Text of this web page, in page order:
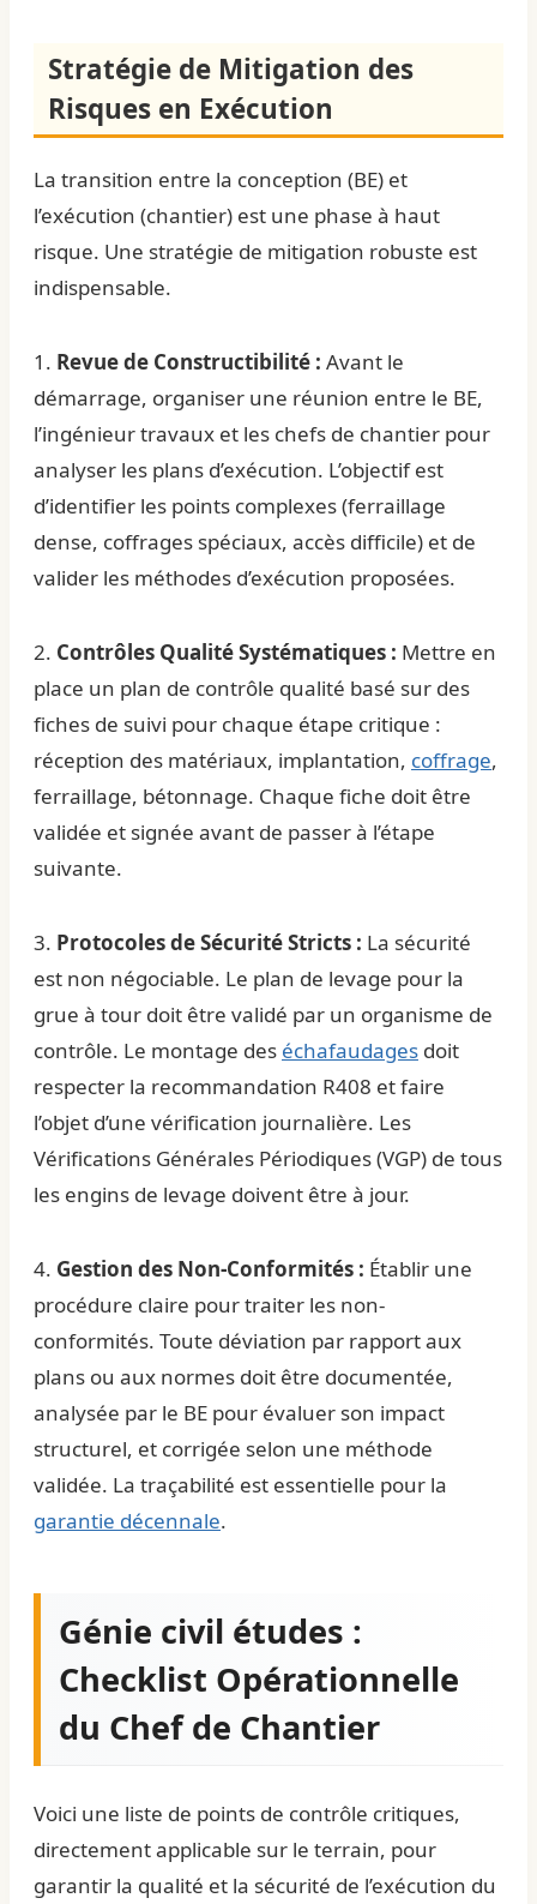
Stratégie de Mitigation des
Risques en Exécution
La transition entre la conception (BE) et
l’exécution (chantier) est une phase à haut
risque. Une stratégie de mitigation robuste est
indispensable.
1. Revue de Constructibilité : Avant le
démarrage, organiser une réunion entre le BE,
l’ingénieur travaux et les chefs de chantier pour
analyser les plans d’exécution. L’objectif est
d’identifier les points complexes (ferraillage
dense, coffrages spéciaux, accès difficile) et de
valider les méthodes d’exécution proposées.
2. Contrôles Qualité Systématiques : Mettre en
place un plan de contrôle qualité basé sur des
fiches de suivi pour chaque étape critique :
réception des matériaux, implantation, coffrage,
ferraillage, bétonnage. Chaque fiche doit être
validée et signée avant de passer à l’étape
suivante.
3. Protocoles de Sécurité Stricts : La sécurité
est non négociable. Le plan de levage pour la
grue à tour doit être validé par un organisme de
contrôle. Le montage des échafaudages doit
respecter la recommandation R408 et faire
l’objet d’une vérification journalière. Les
Vérifications Générales Périodiques (VGP) de tous
les engins de levage doivent être à jour.
4. Gestion des Non-Conformités : Établir une
procédure claire pour traiter les non-
conformités. Toute déviation par rapport aux
plans ou aux normes doit être documentée,
analysée par le BE pour évaluer son impact
structurel, et corrigée selon une méthode
validée. La traçabilité est essentielle pour la
garantie décennale.
Génie civil études :
Checklist Opérationnelle
du Chef de Chantier
Voici une liste de points de contrôle critiques,
directement applicable sur le terrain, pour
garantir la qualité et la sécurité de l’exécution du